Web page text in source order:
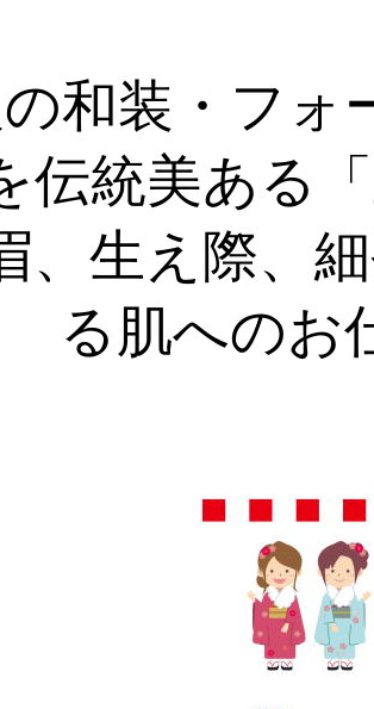
和装・フォ
伝統美ある
、生え際、
る肌へのお